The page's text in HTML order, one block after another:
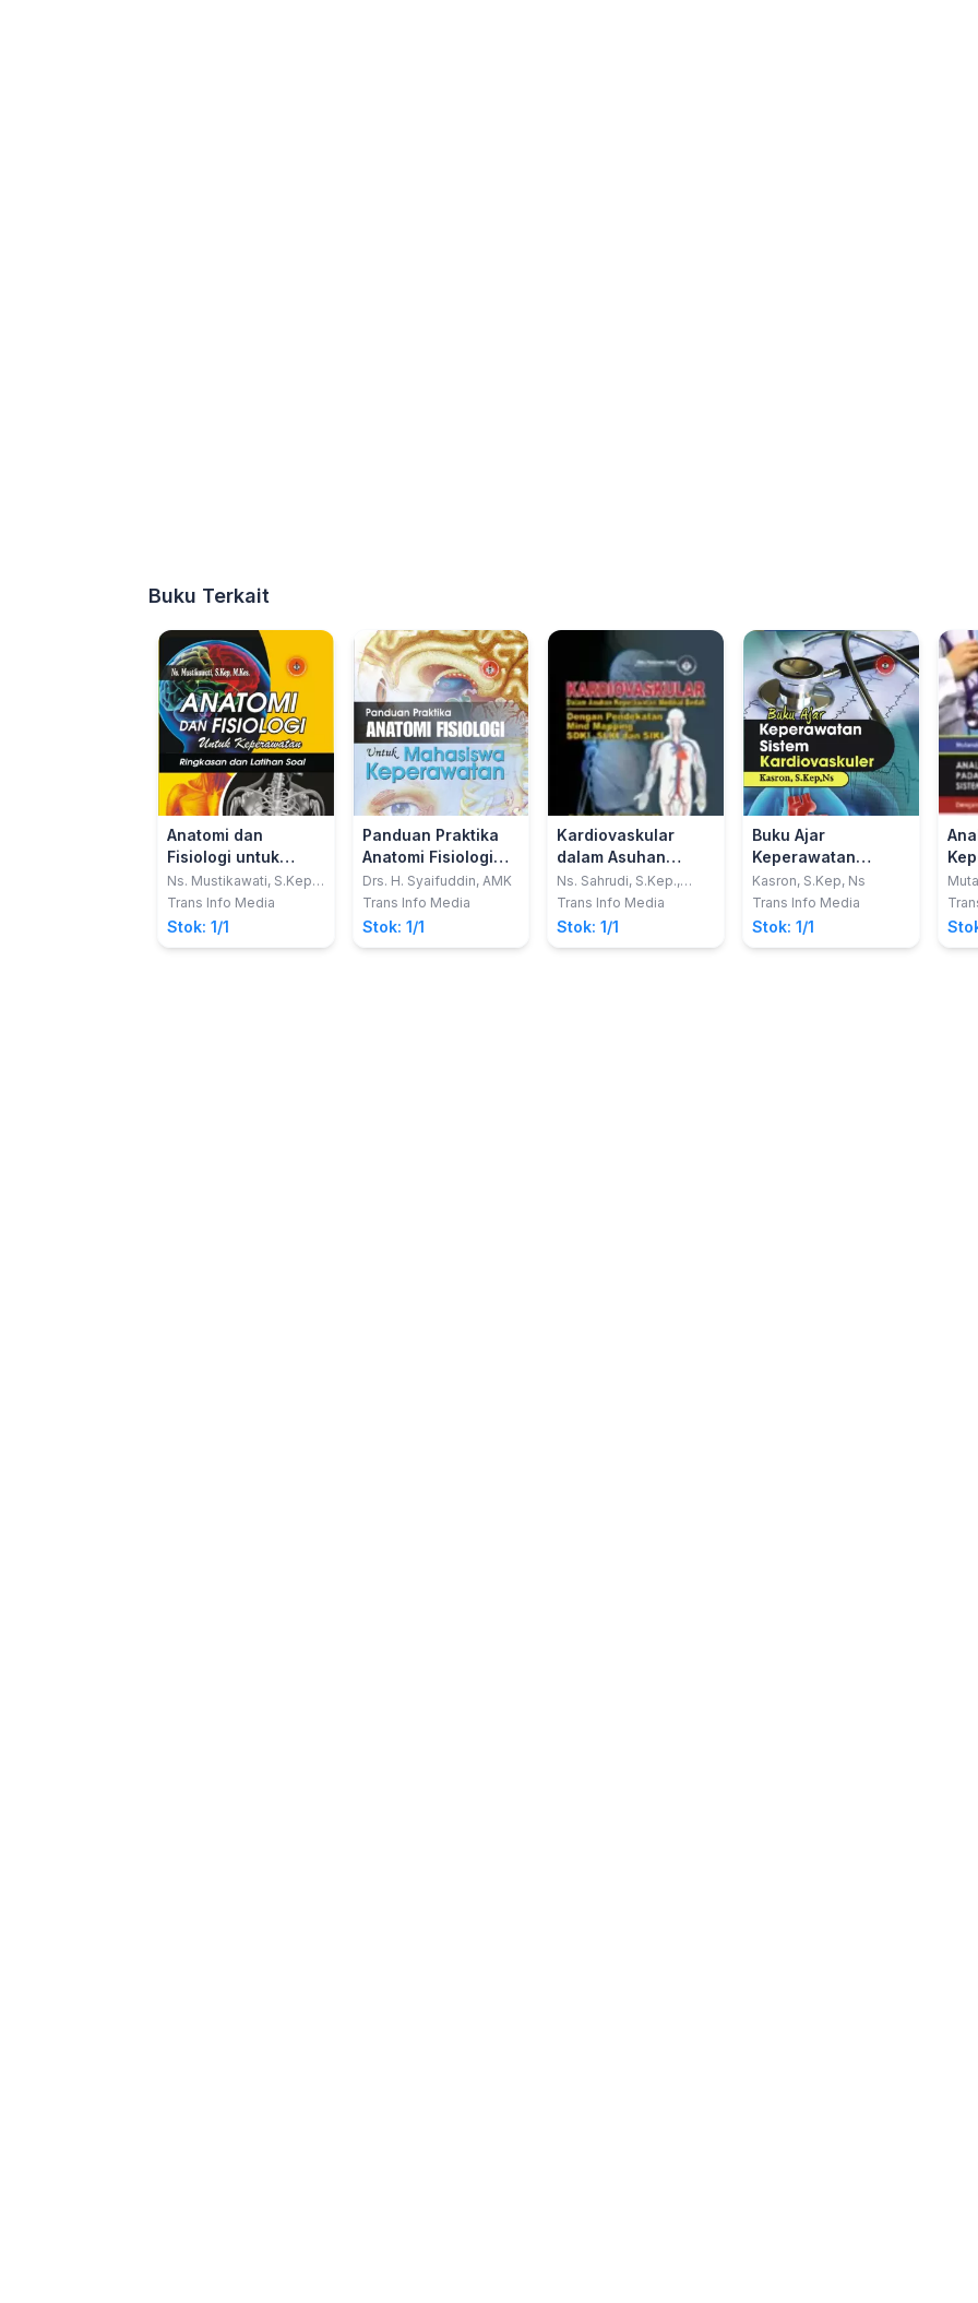
Buku Terkait
Anatomi dan
Fisiologi untuk
Keperawatan -
Ringkasan dan
Latihan Soal
Ns. Mustikawati, S.Kep.,
M.Kes
Trans Info Media
Stok: 1/1
Panduan Praktika
Anatomi Fisiologi
untuk Mahasiswa
Keperawatan
Drs. H. Syaifuddin, AMK
Trans Info Media
Stok: 1/1
Kardiovaskular
dalam Asuhan
Keperawatan
Medikal Bedah -
dengan Pendekatan
Mind Mapping SDKI,
Ns. Sahrudi, S.Kep.,
M.Kep., Sp.Kep.MB.; Ns.
M.Kep.
Trans Info Media
Stok: 1/1
Buku Ajar
Keperawatan
Sistem
Kardiovaskuler
Kasron, S.Kep, Ns
Trans Info Media
Stok: 1/1